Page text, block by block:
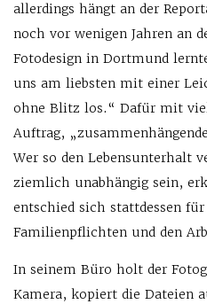
allerdings hängt an der
noch vor wenigen Jahren an
Fotodesign in Dortmund
uns am liebsten mit einer
ohne Blitz los.“ Dafür mit
Auftrag,
Wer so den Lebensunterhalt
ziemlich unabhängig sein,
entschied sich stattdessen
Familienpflichten und den
In seinem Büro holt der
Kamera, kopiert die Dateien